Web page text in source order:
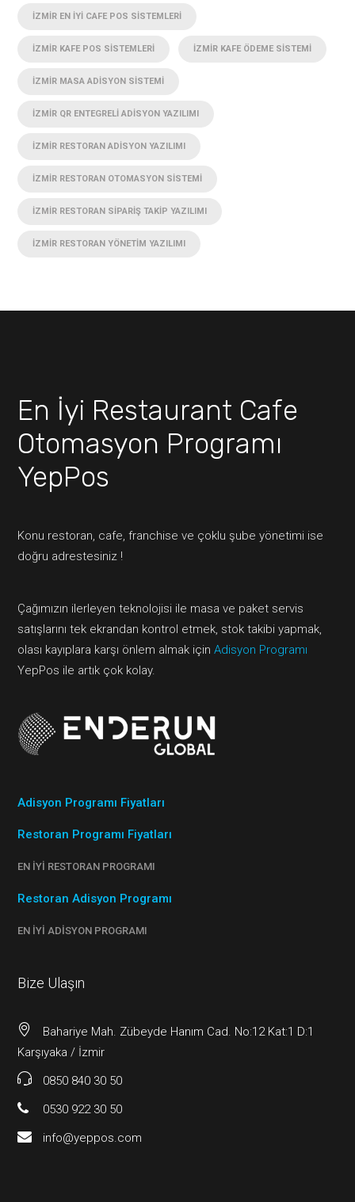
İZMIR EN IYI CAFE POS SISTEMLERI
İZMIR KAFE POS SISTEMLERI İZMIR KAFE ÖDEME SISTEMI
İZMIR MASA ADISYON SISTEMI
İZMIR QR ENTEGRELI ADISYON YAZILIMI
İZMIR RESTORAN ADISYON YAZILIMI
İZMIR RESTORAN OTOMASYON SISTEMI
İZMIR RESTORAN SIPARIŞ TAKIP YAZILIMI
İZMIR RESTORAN YÖNETIM YAZILIMI
En İyi Restaurant Cafe
Otomasyon Programı
YepPos
Konu restoran, cafe, franchise ve çoklu şube yönetimi ise
doğru adrestesiniz !
Çağımızın ilerleyen teknolojisi ile masa ve paket servis
satışlarını tek ekrandan kontrol etmek, stok takibi yapmak,
olası kayıplara karşı önlem almak içinAdisyon Programı
YepPos ile artık çok kolay.
Adisyon Programı Fiyatları
Restoran Programı Fiyatları
EN İYI RESTORAN PROGRAMI
Restoran Adisyon Programı
EN İYI ADISYON PROGRAMI
Bize Ulaşın
Bahariye Mah. Zübeyde Hanım Cad. No:12 Kat:1 D:1
Karşıyaka / İzmir
0850 840 30 50
0530 922 30 50
info@yeppos.com